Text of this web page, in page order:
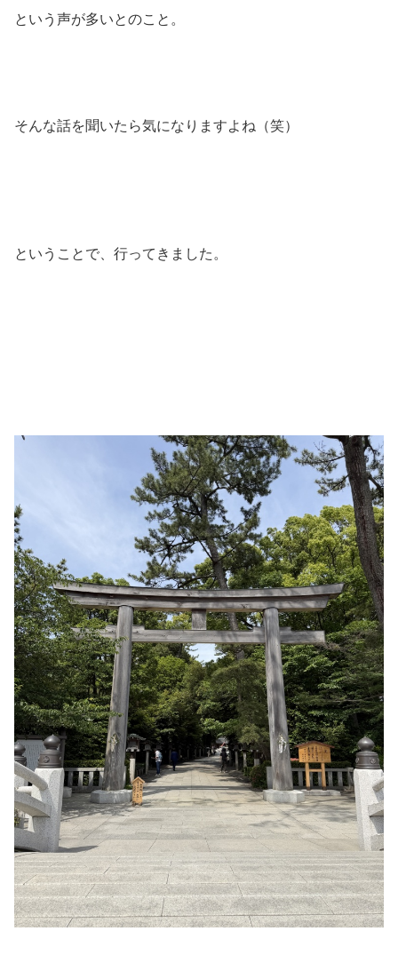
という声が多いとのこと。
そんな話を聞いたら気になりますよね（笑）
ということで、行ってきました。